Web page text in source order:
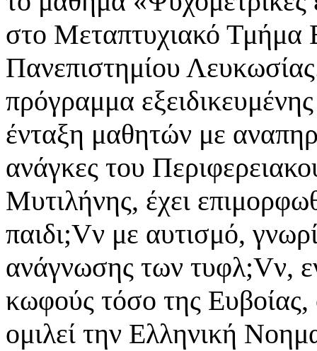
στο Μεταπτυχιακό Τμήμα
Πανεπιστημίου
πρόγραμμα
ένταξη μαθητών με
ανάγκες του
Μυτιλήνης, έχει
παιδι;Vν με αυτισμό,
ανάγνωσης των τυφλ;Vν,
κωφούς τόσο της
ομιλεί την Ελληνική